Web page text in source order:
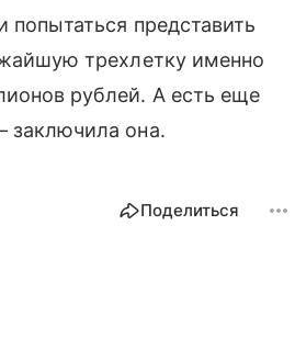
представить
трехлетку именно
рублей. А есть еще
заключила она.
Поделиться